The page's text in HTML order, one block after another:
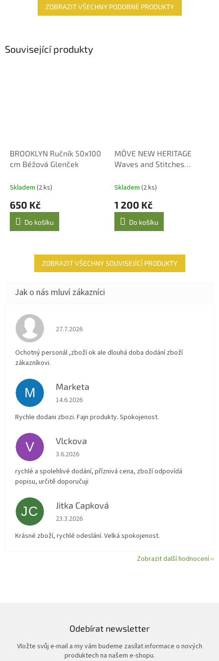
ZOBRAZIT VŠECHNY PODOBNÉ PRODUKTY
Související produkty
BROOKLYN Ručník 50x100
cm Béžová Glenček
Skladem (2 ks)
650 Kč
Do košíku
MÖVE NEW HERITAGE
Waves and Stitches
tmavě šedá
Skladem (2 ks)
1 200 Kč
Do košíku
ZOBRAZIT VŠECHNY SOUVISEJÍCÍ PRODUKTY
Hodnocení obchodu je 4 z 5 hvězdiček.
27.7.2026
Ochotný personál ,zboží ok ale dlouhá doba dodání zboží
zákazníkovi.
M Marketa
Hodnocení obchodu je 5 z 5 hvězdiček.
14.6.2026
Rychle dodani zbozi. Fajn produkty. Spokojenost.
V Vlckova
Hodnocení obchodu je 5 z 5 hvězdiček.
3.6.2026
rychlé a spolehlivé dodání, příznivá cena, zboží odpovídá
popisu, určitě doporučuji
JC Jitka Capková
Hodnocení obchodu je 5 z 5 hvězdiček.
23.3.2026
Krásné zboží, rychlé odeslání. Velká spokojenost.
Zobrazit další hodnocení
Odebírat newsletter
Vložte svůj e-mail a my vám budeme zasílat informace o nových
produktech na našem e-shopu.